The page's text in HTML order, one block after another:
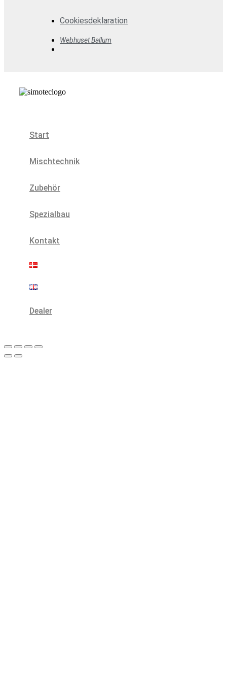
Cookiesdeklaration
Webhuset Ballum
Start
Mischtechnik
Zubehör
Spezialbau
Kontakt
Dealer